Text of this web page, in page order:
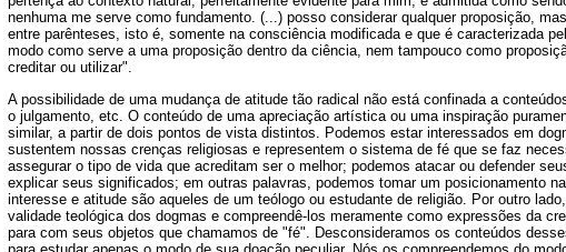
nenhuma me serve como fundamento. (...) posso considerar qualquer proposição,
entre parênteses, isto é, somente na consciência modificada e que é caracterizada
modo como serve a uma proposição dentro da ciência, nem tampouco como
creditar ou utilizar".
A possibilidade de uma mudança de atitude tão radical não está confinada a
o julgamento, etc. O conteúdo de uma apreciação artística ou uma inspiração
similar, a partir de dois pontos de vista distintos. Podemos estar interessados em
sustentem nossas crenças religiosas e representem o sistema de fé que se faz
assegurar o tipo de vida que acreditam ser o melhor; podemos atacar ou defender
explicar seus significados; em outras palavras, podemos tomar um posicionamento
interesse e atitude são aqueles de um teólogo ou estudante de religião. Por outro
validade teológica dos dogmas e compreendê-los meramente como expressões da
para com seus objetos que chamamos de "fé". Desconsideramos os conteúdos